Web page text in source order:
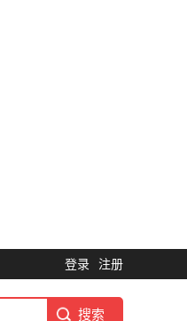
登录 注册